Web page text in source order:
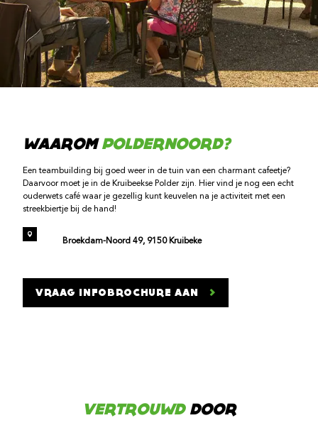
WAAROMPOLDERNOORD?
Een teambuilding bij goed weer in de tuin van een charmant cafeetje?
Daarvoor moet je in de Kruibeekse Polder zijn. Hier vind je nog een echt
ouderwets café waar je gezellig kunt keuvelen na je activiteit met een
streekbiertje bij de hand!
Broekdam-Noord 49, 9150 Kruibeke
VRAAG INFOBROCHURE AAN
VERTROUWDDOOR